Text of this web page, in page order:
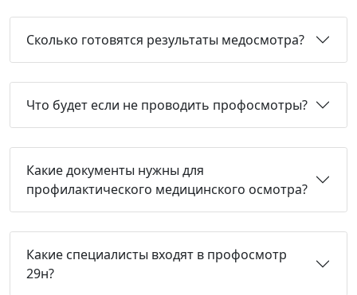
Сколько готовятся результаты медосмотра?
Что будет если не проводить профосмотры?
Какие документы нужны для
профилактического медицинского осмотра?
Какие специалисты входят в профосмотр
29н?